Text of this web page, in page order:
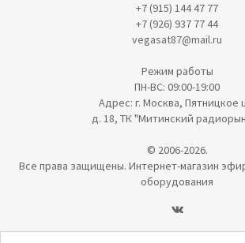
+7 (915) 144 47 77
+7 (926) 937 77 44
vegasat87@mail.ru
Режим работы
ПН-ВС: 09:00-19:00
Адрес: г. Москва, Пятницкое
д. 18, ТК "Митинский
© 2006-2026.
Все права защищены. Интернет-магазин
оборудования